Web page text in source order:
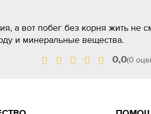
а вот побег без корня жить не
и минеральные вещества.
0,0(0